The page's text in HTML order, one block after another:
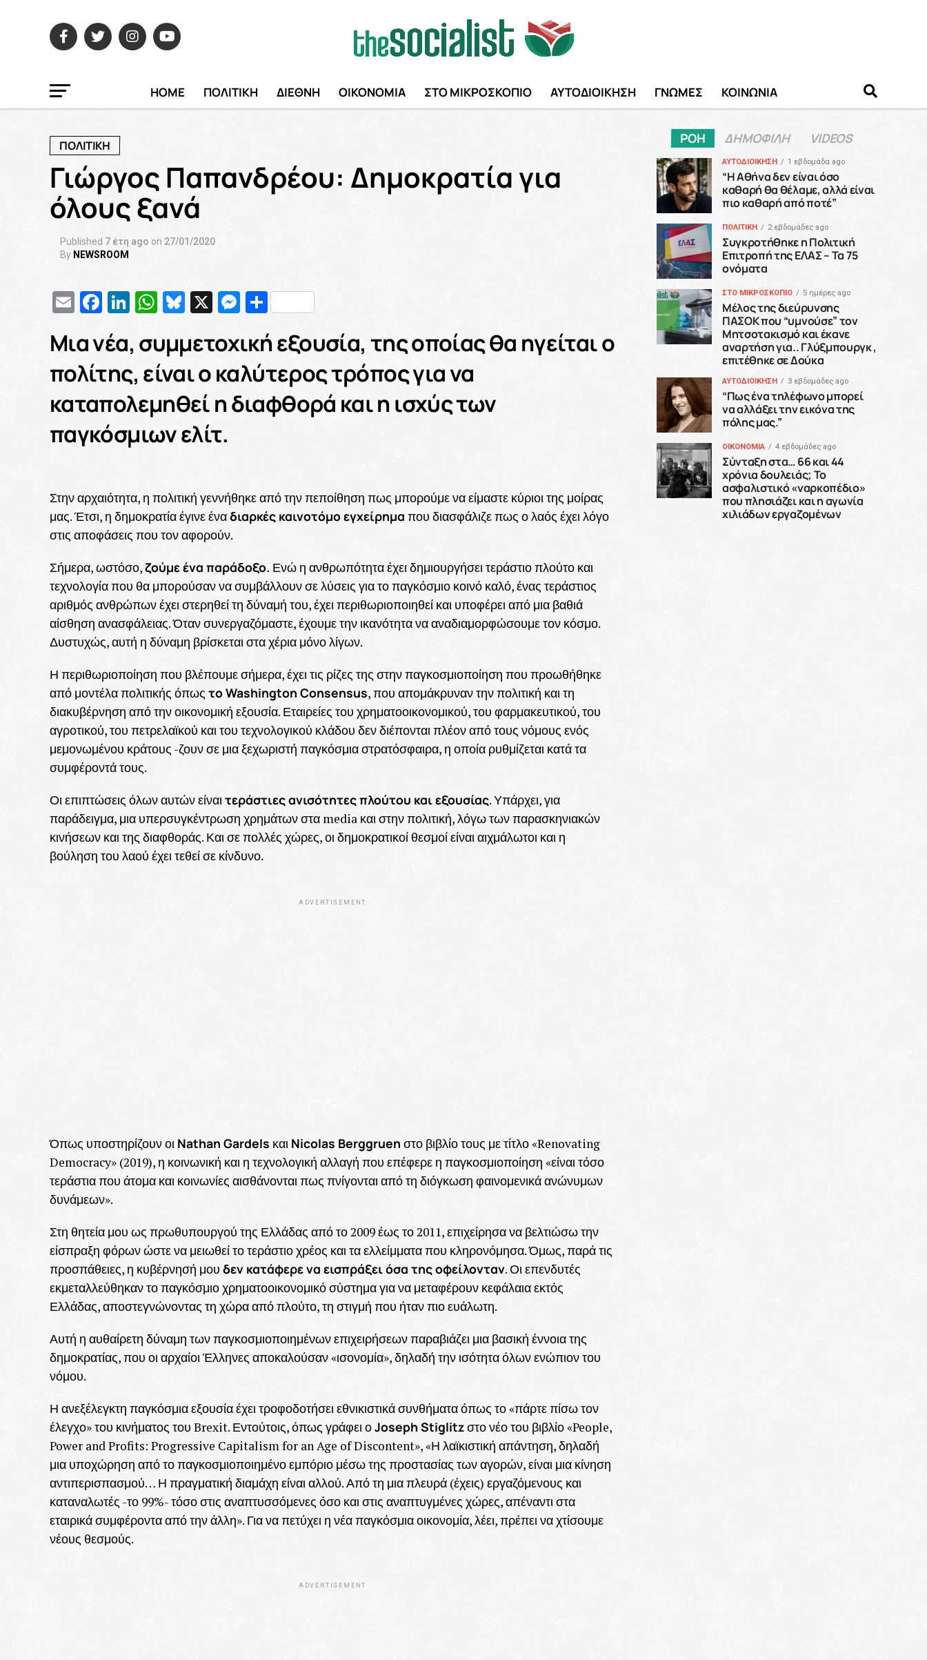
HOME ΠΟΛΙΤΙΚΗ ΔΙΕΘΝΗ ΟΙΚΟΝΟΜΙΑ ΣΤΟ ΜΙΚΡΟΣΚΟΠΙΟ ΑΥΤΟΔΙΟΙΚΗΣΗ ΓΝΩΜΕΣ ΚΟΙΝΩΝΙΑ
ΠΟΛΙΤΙΚΗ
Γιώργος Παπανδρέου: Δημοκρατία για
όλους ξανά
Published 7 έτη ago on 27/01/2020
By NEWSROOM
EmailFacebook
LinkedIn
WhatsApp
Bluesky
X Messenger
Μοιραστείτε
Μια νέα, συμμετοχική εξουσία, της οποίας θα ηγείται ο
πολίτης, είναι ο καλύτερος τρόπος για να
καταπολεμηθεί η διαφθορά και η ισχύς των
παγκόσμιων ελίτ.
Στην αρχαιότητα, η πολιτική γεννήθηκε από την πεποίθηση πως μπορούμε να είμαστε κύριοι της μοίρας
μας. Έτσι, η δημοκρατία έγινε έναδιαρκές καινοτόμο εγχείρημα που διασφάλιζε πως ο λαός έχει λόγο
στις αποφάσεις που τον αφορούν.
Σήμερα, ωστόσο,ζούμε ένα παράδοξο. Ενώ η ανθρωπότητα έχει δημιουργήσει τεράστιο πλούτο και
τεχνολογία που θα μπορούσαν να συμβάλλουν σε λύσεις για το παγκόσμιο κοινό καλό, ένας τεράστιος
αριθμός ανθρώπων έχει στερηθεί τη δύναμή του, έχει περιθωριοποιηθεί και υποφέρει από μια βαθιά
αίσθηση ανασφάλειας. Όταν συνεργαζόμαστε, έχουμε την ικανότητα να αναδιαμορφώσουμε τον κόσμο.
Δυστυχώς, αυτή η δύναμη βρίσκεται στα χέρια μόνο λίγων.
Η περιθωριοποίηση που βλέπουμε σήμερα, έχει τις ρίζες της στην παγκοσμιοποίηση που προωθήθηκε
από μοντέλα πολιτικής όπως το Washington Consensus, που απομάκρυναν την πολιτική και τη
διακυβέρνηση από την οικονομική εξουσία. Εταιρείες του χρηματοοικονομικού, του φαρμακευτικού, του
αγροτικού, του πετρελαϊκού και του τεχνολογικού κλάδου δεν διέπονται πλέον από τους νόμους ενός
μεμονωμένου κράτους -ζουν σε μια ξεχωριστή παγκόσμια στρατόσφαιρα, η οποία ρυθμίζεται κατά τα
συμφέροντά τους.
Οι επιπτώσεις όλων αυτών είναιτεράστιες ανισότητες πλούτου και εξουσίας. Υπάρχει, για
παράδειγμα, μια υπερσυγκέντρωση χρημάτων στα media και στην πολιτική, λόγω των παρασκηνιακών
κινήσεων και της διαφθοράς. Και σε πολλές χώρες, οι δημοκρατικοί θεσμοί είναι αιχμάλωτοι και η
βούληση του λαού έχει τεθεί σε κίνδυνο.
ADVERTISEMENT
Όπως υποστηρίζουν οι Nathan Gardels και Nicolas Berggruen στο βιβλίο τους με τίτλο «Renovating
Democracy» (2019), η κοινωνική και η τεχνολογική αλλαγή που επέφερε η παγκοσμιοποίηση «είναι τόσο
τεράστια που άτομα και κοινωνίες αισθάνονται πως πνίγονται από τη διόγκωση φαινομενικά ανώνυμων
δυνάμεων».
Στη θητεία μου ως πρωθυπουργού της Ελλάδας από το 2009 έως το 2011, επιχείρησα να βελτιώσω την
είσπραξη φόρων ώστε να μειωθεί το τεράστιο χρέος και τα ελλείμματα που κληρονόμησα. Όμως, παρά τις
προσπάθειες, η κυβέρνησή μου δεν κατάφερε να εισπράξει όσα της οφείλονταν. Οι επενδυτές
εκμεταλλεύθηκαν το παγκόσμιο χρηματοοικονομικό σύστημα για να μεταφέρουν κεφάλαια εκτός
Ελλάδας, αποστεγνώνοντας τη χώρα από πλούτο, τη στιγμή που ήταν πιο ευάλωτη.
Αυτή η αυθαίρετη δύναμη των παγκοσμιοποιημένων επιχειρήσεων παραβιάζει μια βασική έννοια της
δημοκρατίας, που οι αρχαίοι Έλληνες αποκαλούσαν «ισονομία», δηλαδή την ισότητα όλων ενώπιον του
νόμου.
Η ανεξέλεγκτη παγκόσμια εξουσία έχει τροφοδοτήσει εθνικιστικά συνθήματα όπως το «πάρτε πίσω τον
έλεγχο» του κινήματος του Brexit. Εντούτοις, όπως γράφει οJoseph Stiglitzστο νέο του βιβλίο «People,
Power and Profits: Progressive Capitalism for an Age of Discontent», «Η λαϊκιστική απάντηση, δηλαδή
μια υποχώρηση από το παγκοσμιοποιημένο εμπόριο μέσω της προστασίας των αγορών, είναι μια κίνηση
αντιπερισπασμού… Η πραγματική διαμάχη είναι αλλού. Από τη μια πλευρά (έχεις) εργαζόμενους και
καταναλωτές -το 99%- τόσο στις αναπτυσσόμενες όσο και στις αναπτυγμένες χώρες, απέναντι στα
εταιρικά συμφέροντα από την άλλη». Για να πετύχει η νέα παγκόσμια οικονομία, λέει, πρέπει να χτίσουμε
νέους θεσμούς.
ADVERTISEMENT
ΡΟΗ ΔΗΜΟΦΙΛΗ VIDEOS
ΑΥΤΟΔΙΟΙΚΗΣΗ 1 εβδομάδα ago
“H Αθήνα δεν είναι όσο
καθαρή θα θέλαμε, αλλά είναι
πιο καθαρή από ποτέ”
ΠΟΛΙΤΙΚΗ 2 εβδομάδες ago
Συγκροτήθηκε η Πολιτική
Επιτροπή της ΕΛΑΣ – Τα 75
ονόματα
ΣΤΟ ΜΙΚΡΟΣΚΟΠΙΟ 5 ημέρες ago
Μέλος της διεύρυνσης
ΠΑΣΟΚ που “υμνούσε” τον
Μητσοτακισμό και έκανε
αναρτήση για.. Γλύξμπουργκ ,
επιτέθηκε σε Δούκα
ΑΥΤΟΔΙΟΙΚΗΣΗ 3 εβδομάδες ago
“Πως ένα τηλέφωνο μπορεί
να αλλάξει την εικόνα της
πόλης μας.”
ΟΙΚΟΝΟΜΙΑ 4 εβδομάδες ago
Σύνταξη στα… 66 και 44
χρόνια δουλειάς; Το
ασφαλιστικό «ναρκοπέδιο»
που πλησιάζει και η αγωνία
χιλιάδων εργαζομένων